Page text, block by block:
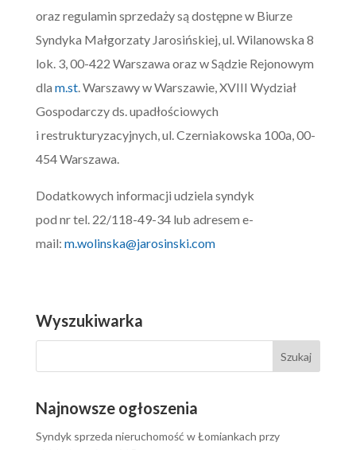
oraz regulamin sprzedaży są dostępne w Biurze
Syndyka Małgorzaty Jarosińskiej, ul. Wilanowska 8
lok. 3, 00-422 Warszawa oraz w Sądzie Rejonowym
dla m.st. Warszawy w Warszawie, XVIII Wydział
Gospodarczy ds. upadłościowych
i restrukturyzacyjnych, ul. Czerniakowska 100a, 00-
454 Warszawa.
Dodatkowych informacji udziela syndyk
pod nr tel. 22/118-49-34 lub adresem e-
mail: m.wolinska@jarosinski.com
Wyszukiwarka
Najnowsze ogłoszenia
Syndyk sprzeda nieruchomość w Łomiankach przy